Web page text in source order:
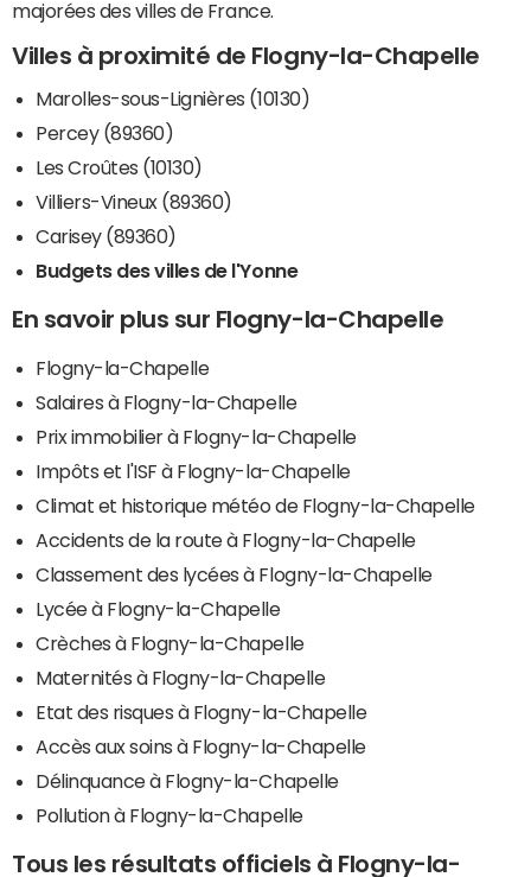
majorées des villes de France.
Villes à proximité de Flogny-la-Chapelle
Marolles-sous-Lignières (10130)
Percey (89360)
Les Croûtes (10130)
Villiers-Vineux (89360)
Carisey (89360)
Budgets des villes de l'Yonne
En savoir plus sur Flogny-la-Chapelle
Flogny-la-Chapelle
Salaires à Flogny-la-Chapelle
Prix immobilier à Flogny-la-Chapelle
Impôts et l'ISF à Flogny-la-Chapelle
Climat et historique météo de Flogny-la-Chapelle
Accidents de la route à Flogny-la-Chapelle
Classement des lycées à Flogny-la-Chapelle
Lycée à Flogny-la-Chapelle
Crèches à Flogny-la-Chapelle
Maternités à Flogny-la-Chapelle
Etat des risques à Flogny-la-Chapelle
Accès aux soins à Flogny-la-Chapelle
Délinquance à Flogny-la-Chapelle
Pollution à Flogny-la-Chapelle
Tous les résultats officiels à Flogny-la-